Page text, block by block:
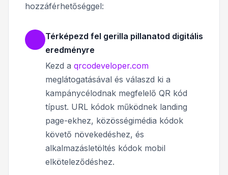
hozzáférhetőséggel:
Térképezd fel gerilla pillanatod digitális
eredményre
Kezd a qrcodeveloper.com
meglátogatásával és válaszd ki a
kampánycélodnak megfelelő QR kód
típust. URL kódok működnek landing
page-ekhez, közösségimédia kódok
követő növekedéshez, és
alkalmazásletöltés kódok mobil
elköteleződéshez.